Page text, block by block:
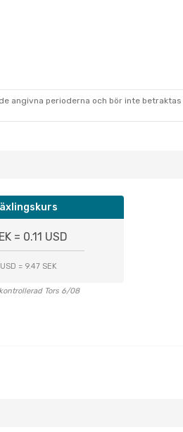
angivna perioderna och bör inte
= 0.11 USD
= 9.47 SEK
Tors 6/08